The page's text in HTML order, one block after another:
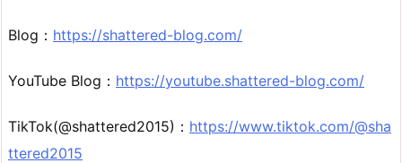
Blog： https://shattered-blog.com/
YouTube Blog： https://youtube.shattered-blog.com/
TikTok(@shattered2015)： https://www.tiktok.com/@sha
ttered2015